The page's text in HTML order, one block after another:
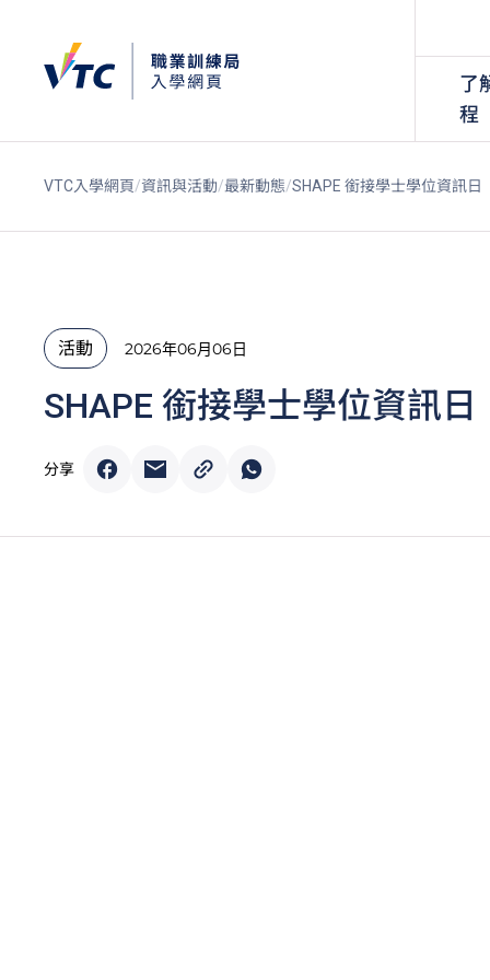
了
程
VTC入學網頁 資訊與活動 最新動態 SHAPE 銜接學士學位資訊日
活動 2026年06月06日
SHAPE 銜接學士學位資訊日
分享